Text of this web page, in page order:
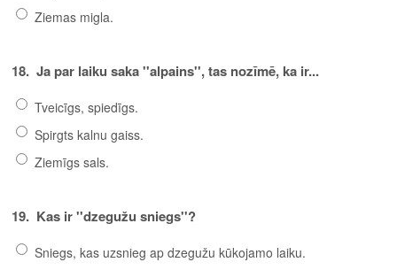
Ziemas migla.
18. Ja par laiku saka ''alpains'', tas nozīmē, ka ir...
Tveicīgs, spiedīgs.
Spirgts kalnu gaiss.
Ziemīgs sals.
19. Kas ir ''dzegužu sniegs''?
Sniegs, kas uzsnieg ap dzegužu kūkojamo laiku.